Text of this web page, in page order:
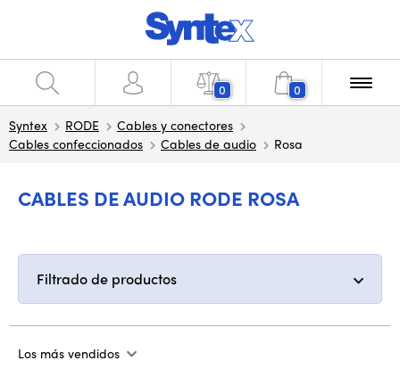
0 0
Syntex RODE
Cables y conectores
Cables confeccionados
Cables de audio Rosa
CABLES DE AUDIO RODE ROSA
Filtrado de productos
Los más vendidos